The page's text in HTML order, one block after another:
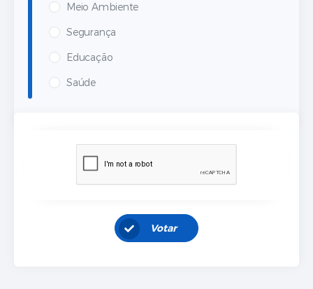
Meio Ambiente
Segurança
Educação
Saúde
Votar